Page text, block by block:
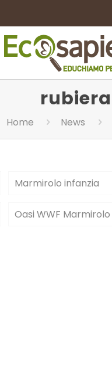
rubiera
Home News
Marmirolo infanzia
Oasi WWF Marmirolo